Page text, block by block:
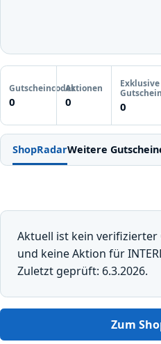
Gutscheincodes
0
Aktionen
0
Exklusive
0
ShopRadarWeitere
Aktuell ist kein verifizierter
und keine Aktion für
Zuletzt geprüft: 6.3.2026.
Zum